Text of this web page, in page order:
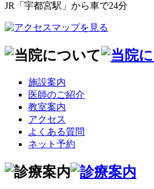
JR「宇都宮駅」から車で24分
施設案内
医師のご紹介
教室案内
アクセス
よくある質問
ネット予約